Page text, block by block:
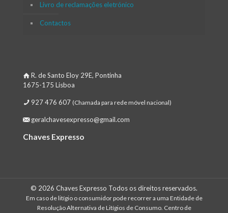
Livro de reclamações eletrónico
Contactos
R. de Santo Eloy 29E, Pontinha
1675-175 Lisboa
927 476 607 (Chamada para rede móvel nacional)
geralchavesexpresso@gmail.com
Chaves Expresso
© 2026 Chaves Expresso Todos os direitos reservados.
Em caso de litígio o consumidor pode recorrer a uma Entidade de
Resolução Alternativa de Litígios de Consumo. Centro de